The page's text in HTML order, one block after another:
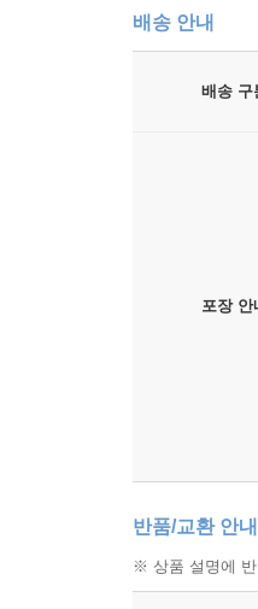
배송 안내
배송 구
포장 안
반품/교환 안내
※ 상품 설명에 반